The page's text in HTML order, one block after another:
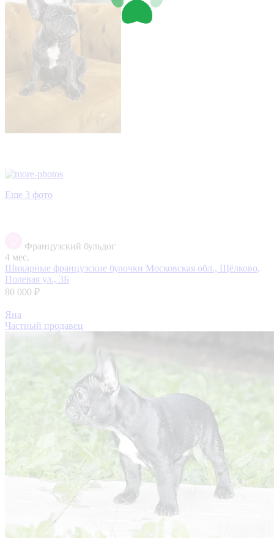
Еще 3 фото
Французский бульдог
4 мес.
Шикарные французские булочки Московская обл., Щёлково,
Полевая ул., 3Б
80 000 ₽
Яна
Частный продавец